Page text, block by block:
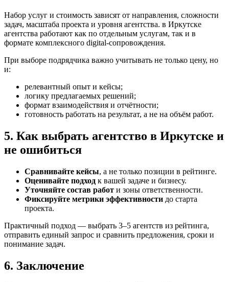
Набор услуг и стоимость зависят от направления, сложности
задач, масштаба проекта и уровня агентства. в Иркутске
агентства работают как по отдельным услугам, так и в
формате комплексного digital-сопровождения.
При выборе подрядчика важно учитывать не только цену, но
и:
релевантный опыт и кейсы;
логику предлагаемых решений;
формат взаимодействия и отчётности;
готовность работать на результат, а не на объём работ.
5. Как выбрать агентство в Иркутске и
не ошибиться
Сравнивайте кейсы, а не только позиции в рейтинге.
Оценивайте подход к вашей задаче и бизнесу.
Уточняйте состав работ и зоны ответственности.
Фиксируйте метрики эффективности до старта
проекта.
Практичный подход — выбрать 3–5 агентств из рейтинга,
отправить единый запрос и сравнить предложения, сроки и
понимание задач.
6. Заключение